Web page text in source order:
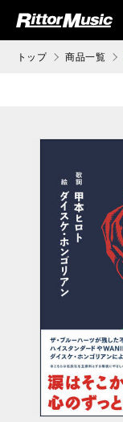
ジック (Rittor Musi
トップ 商品一覧